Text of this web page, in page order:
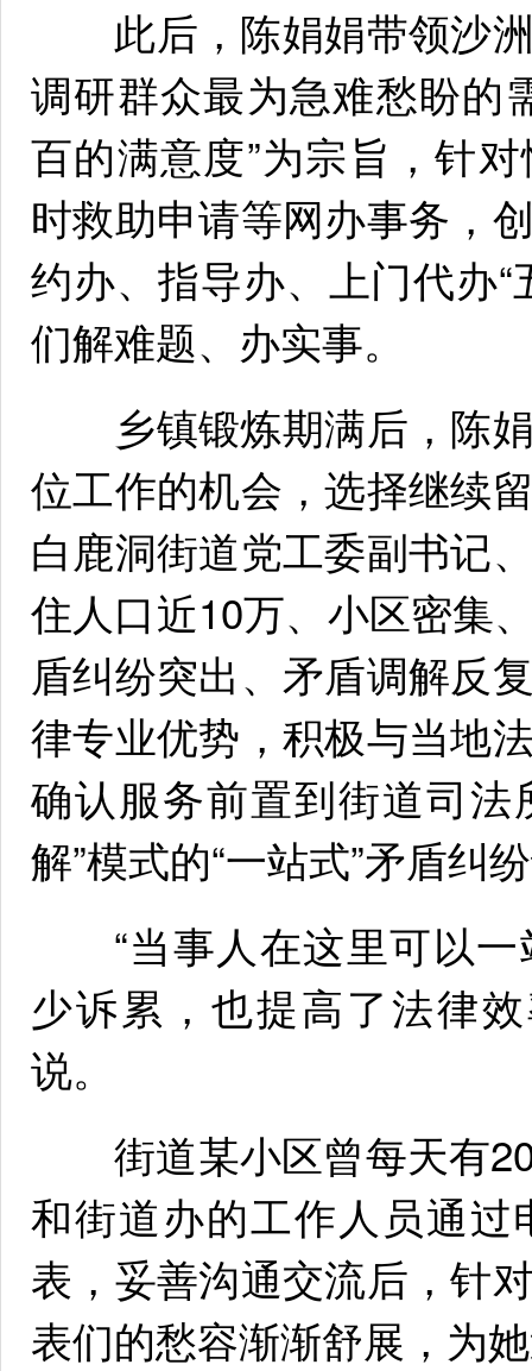
此后，陈娟娟带领沙洲
调研群众最为急难愁盼的
百的满意度”为宗旨，针
时救助申请等网办事务，
约办、指导办、上门代办
们解难题、办实事。
乡镇锻炼期满后，陈娟
位工作的机会，选择继续
白鹿洞街道党工委副书记
住人口近10万、小区密集
盾纠纷突出、矛盾调解反
律专业优势，积极与当地
确认服务前置到街道司
解”模式的“一站式”矛盾纠
“当事人在这里可以一
少诉累，也提高了法律
说。
街道某小区曾每天有20
和街道办的工作人员通
表，妥善沟通交流后，针
表们的愁容渐渐舒展，为